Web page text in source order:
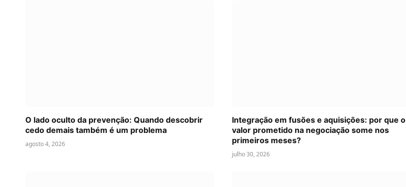
O lado oculto da prevenção: Quando descobrir
cedo demais também é um problema
agosto 4, 2026
Integração em fusões e aquisições: por que o
valor prometido na negociação some nos
primeiros meses?
julho 30, 2026